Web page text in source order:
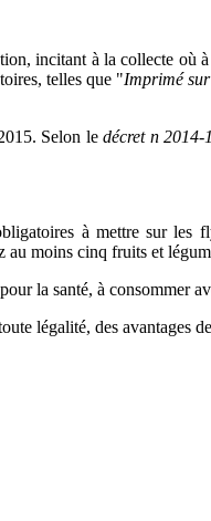
incitant à la collecte
telles que "Imprimé
Selon ledécret n 2014-
à mettre sur
au moins cinq fruits et
la santé, à consommer
légalité, des avantages